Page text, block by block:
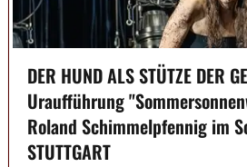
DER HUND ALS STÜTZE DER
Uraufführung
Roland Schimmelpfennig im
STUTTGART